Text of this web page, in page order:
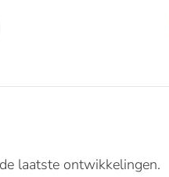
laatste ontwikkelingen.